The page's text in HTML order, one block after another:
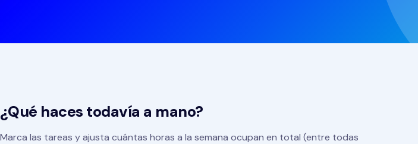
¿Qué haces todavía a mano?
Marca las tareas y ajusta cuántas horas a la semana ocupan en total (entre todas